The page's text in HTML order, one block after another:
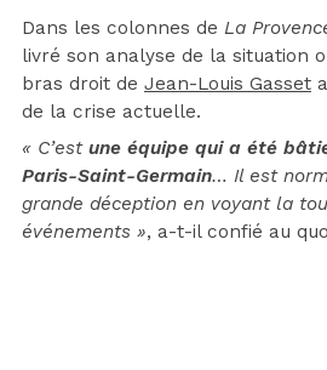
Dans les colonnes de La
livré son analyse de la situation
bras droit de Jean-Louis Gasset
de la crise actuelle.
« C’est une équipe qui a été
Paris-Saint-Germain… Il est
grande déception en voyant la
événements », a-t-il confié au